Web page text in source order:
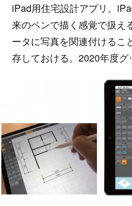
iPad用住宅設計アプリ。
来のペンで描く感覚で扱え
ータに写真を関連付けるこ
存しておける。2020年度グ